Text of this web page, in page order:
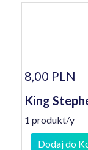
8,00 PLN
King
1 produkt/y
Dodaj do